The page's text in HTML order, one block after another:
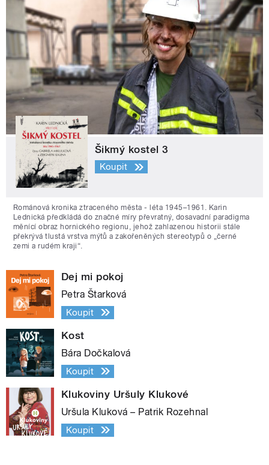
Šikmý kostel 3
Koupit
Románová kronika ztraceného města - léta 1945–1961. Karin
Lednická předkládá do značné míry převratný, dosavadní paradigma
měnící obraz hornického regionu, jehož zahlazenou historii stále
překrývá tlustá vrstva mýtů a zakořeněných stereotypů o „černé
zemi a rudém kraji“.
Dej mi pokoj
Petra Štarková
Koupit
Kost
Bára Dočkalová
Koupit
Klukoviny Uršuly Klukové
Uršula Kluková – Patrik Rozehnal
Koupit